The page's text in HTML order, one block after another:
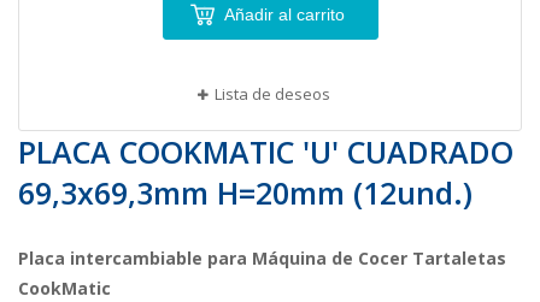
Añadir al carrito
Lista de deseos
PLACA COOKMATIC 'U' CUADRADO
69,3x69,3mm H=20mm (12und.)
Placa intercambiable para Máquina de Cocer Tartaletas
CookMatic